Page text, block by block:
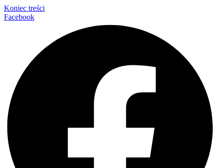
Koniec treści
Facebook